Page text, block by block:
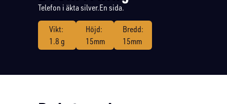
Telefon i äkta silver.En sida.
Vikt:
1.8 g
Höjd:
15mm
Bredd:
15mm